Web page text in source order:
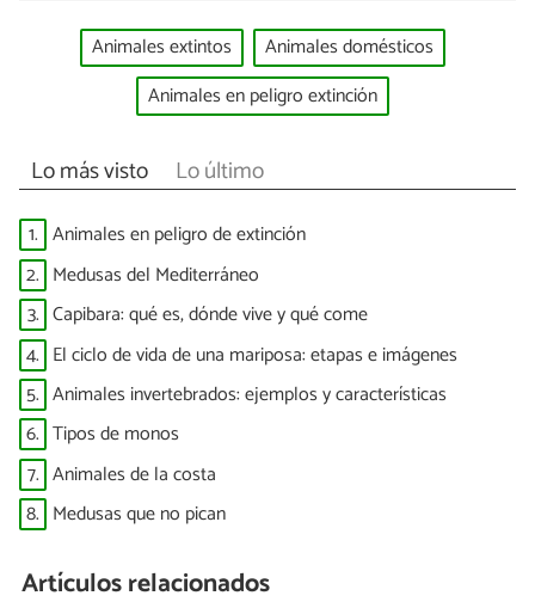
Animales extintos
Animales domésticos
Animales en peligro extinción
Lo más visto Lo último
1. Animales en peligro de extinción
2. Medusas del Mediterráneo
3. Capibara: qué es, dónde vive y qué come
4. El ciclo de vida de una mariposa: etapas e imágenes
5. Animales invertebrados: ejemplos y características
6. Tipos de monos
7. Animales de la costa
8. Medusas que no pican
Artículos relacionados